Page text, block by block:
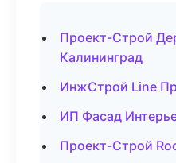
Проект-Строй
Калининград
ИнжСтрой Line
ИП Фасад
Проект-Строй